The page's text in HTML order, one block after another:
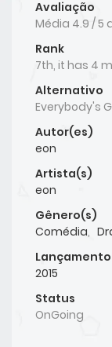
Avaliação
Média 4.9 /5
Rank
7th, it has 4
Alternativo
Everybody's
Autor(es)
eon
Artista(s)
eon
Gênero(s)
Comédia,
Lançamento
2015
Status
OnGoing